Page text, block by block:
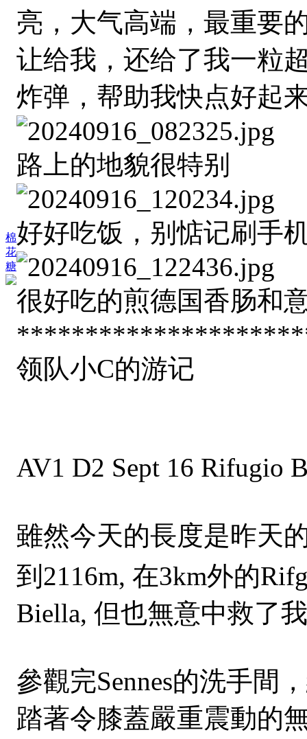
棉
花
糖
亮，大气高端，最重要
让给我，还给了我一粒
炸弹，帮助我快点好起
路上的地貌很特别
好好吃饭，别惦记刷手
很好吃的煎德国香肠和
领队小C的游记
AV1 D2 Sept 16 Rifugio
雖然今天的長度是昨天
到2116m, 在3km外的
Biella, 但也無意中救了
參觀完Sennes的洗手間
踏著令膝蓋嚴重震動的